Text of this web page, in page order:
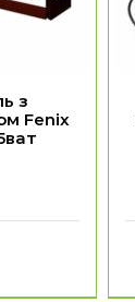
з
Fenix